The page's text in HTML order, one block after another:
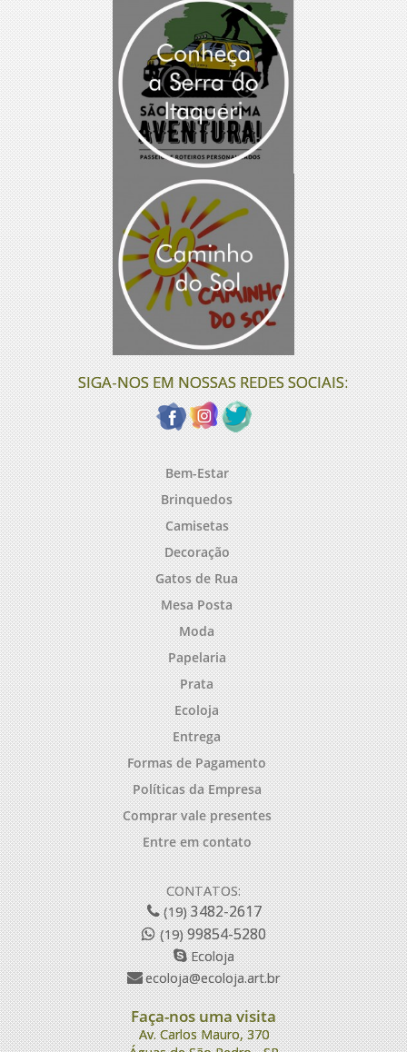
SIGA-NOS EM NOSSAS REDES SOCIAIS:
Bem-Estar
Brinquedos
Camisetas
Decoração
Gatos de Rua
Mesa Posta
Moda
Papelaria
Prata
Ecoloja
Entrega
Formas de Pagamento
Políticas da Empresa
Comprar vale presentes
Entre em contato
CONTATOS:
(19)3482-2617
(19)99854-5280
Ecoloja
ecoloja@ecoloja.art.br
Faça-nos uma visita
Av. Carlos Mauro, 370